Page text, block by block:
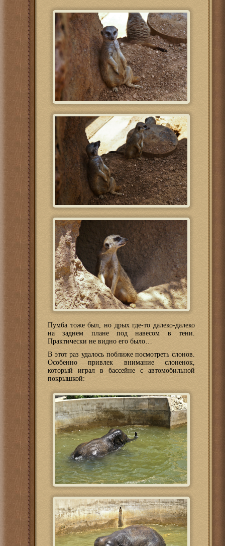
Пумба тоже был, но дрых где-то далеко-далеко
на заднем плане под навесом в тени.
Практически не видно его было…
В этот раз удалось поближе посмотреть слонов.
Особенно привлек внимание слоненок,
который играл в бассейне с автомобильной
покрышкой: